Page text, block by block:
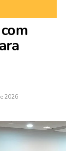
2026